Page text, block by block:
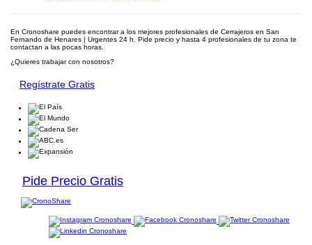
En Cronoshare puedes encontrar a los mejores profesionales de Cerrajeros en San
Fernando de Henares | Urgentes 24 h. Pide precio y hasta 4 profesionales de tu zona te
contactan a las pocas horas.
¿Quieres trabajar con nosotros?
Regístrate Gratis
Pide Precio Gratis